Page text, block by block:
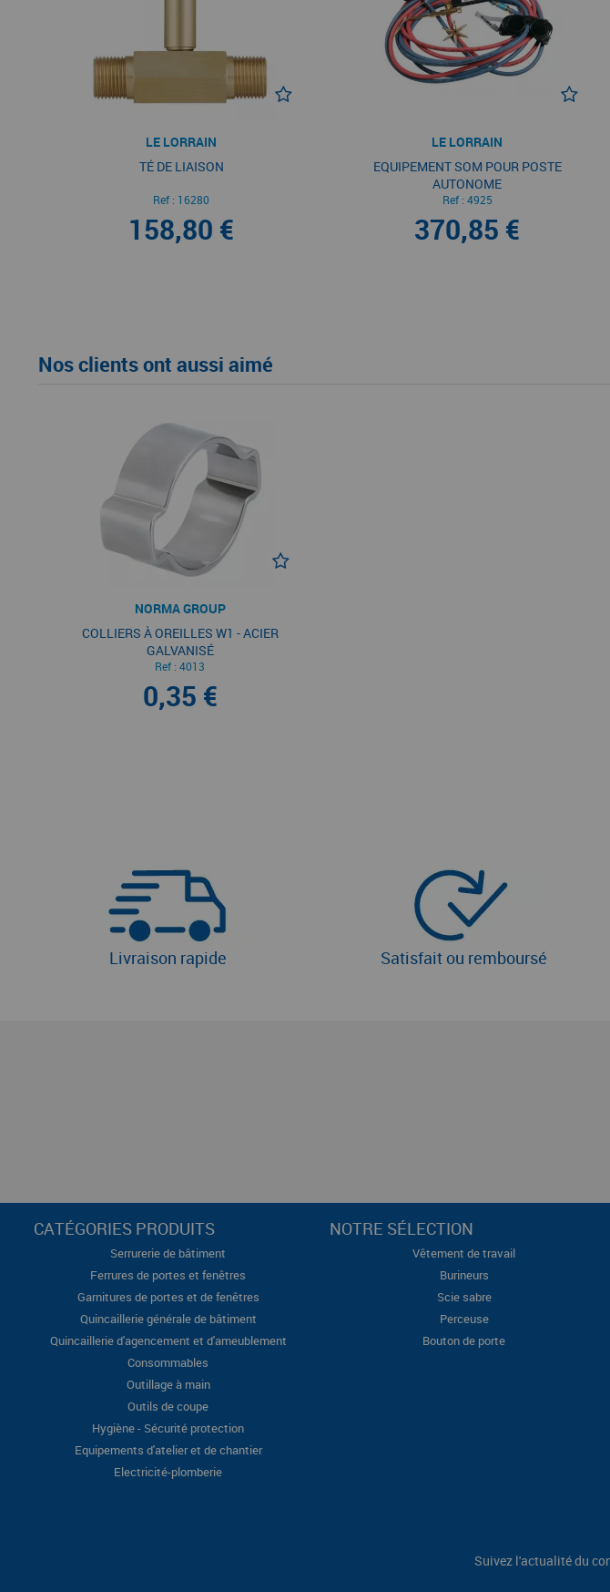
LE LORRAIN
TÉ DE LIAISON
Ref : 16280
158,80 €
LE LORRAIN
EQUIPEMENT SOM POUR POSTE
AUTONOME
Ref : 4925
370,85 €
Nos clients ont aussi aimé
NORMA GROUP
COLLIERS À OREILLES W1 - ACIER
GALVANISÉ
Ref : 4013
0,35 €
Livraison rapide Satisfait ou remboursé
CATÉGORIES PRODUITS
Serrurerie de bâtiment
Ferrures de portes et fenêtres
Garnitures de portes et de fenêtres
Quincaillerie générale de bâtiment
Quincaillerie d'agencement et d'ameublement
Consommables
Outillage à main
Outils de coupe
Hygiène - Sécurité protection
Equipements d'atelier et de chantier
Electricité-plomberie
NOTRE SÉLECTION
Vêtement de travail
Burineurs
Scie sabre
Perceuse
Bouton de porte
Suivez l'actualité du